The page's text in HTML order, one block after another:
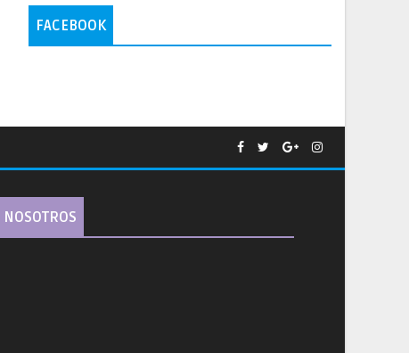
FACEBOOK
NOSOTROS